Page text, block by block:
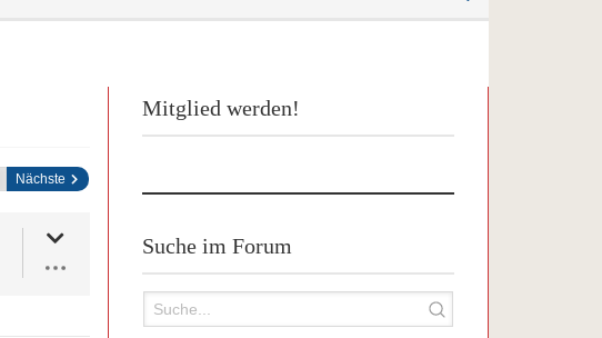
Nächste
Mitglied werden!
Suche im Forum